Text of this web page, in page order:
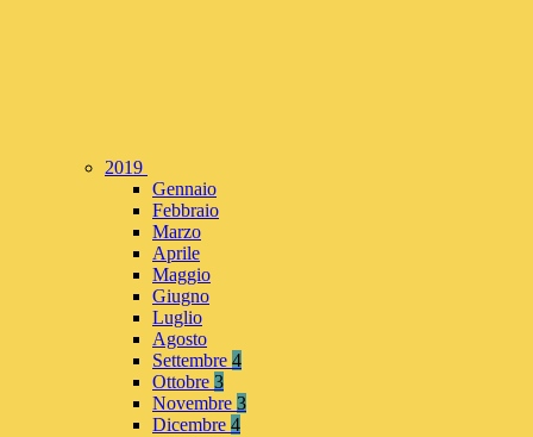
2019
Gennaio
Febbraio
Marzo
Aprile
Maggio
Giugno
Luglio
Agosto
Settembre 4
Ottobre 3
Novembre 3
Dicembre 4